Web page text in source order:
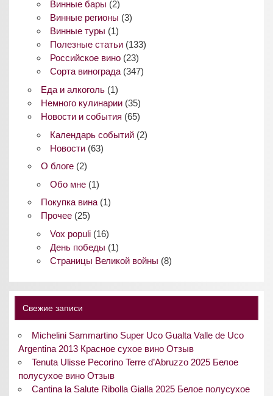
Винные бары (2)
Винные регионы (3)
Винные туры (1)
Полезные статьи(133)
Российское вино(23)
Сорта винограда(347)
Еда и алкоголь(1)
Немного кулинарии(35)
Новости и события (65)
Календарь событий(2)
Новости(63)
О блоге(2)
Обо мне(1)
Покупка вина(1)
Прочее(25)
Vox populi(16)
День победы (1)
Страницы Великой войны (8)
Свежие записи
Michelini Sammartino Super Uco Gualta Valle de Uco
Argentina 2013 Красное сухое вино Отзыв
Tenuta Ulisse Pecorino Terre d’Abruzzo 2025 Белое
полусухое вино Отзыв
Cantina la Salute Ribolla Gialla 2025 Белое полусухое